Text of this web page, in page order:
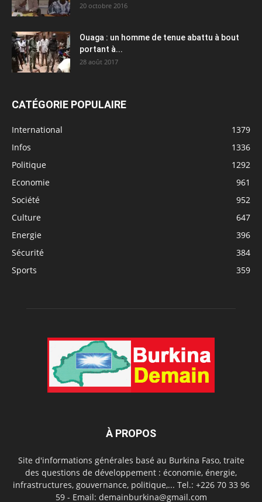
20 octobre 2016
Ouaga : un homme de tenue abattu à bout
portant à...
28 août 2017
CATÉGORIE POPULAIRE
International
1379
Infos
1336
Politique
1292
Economie
961
Société
952
Culture
647
Energie
396
Sécurité
384
Sports
359
À PROPOS
Site d'informations générales basé au Burkina Faso, traite
des questions de développement : économie, énergie,
infrastructures, gouvernance, politique,... Tel.: +226 70 33 96
59 - Email: demainburkina@gmail.com